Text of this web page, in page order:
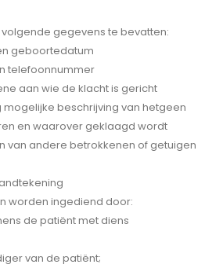
volgende gegevens te bevatten:
geboortedatum
telefoonnummer
aan wie de klacht is gericht
mogelijke beschrijving van hetgeen
en waarover geklaagd wordt
van andere betrokkenen of getuigen
worden ingediend door:
de patiënt met diens
van de patiënt;